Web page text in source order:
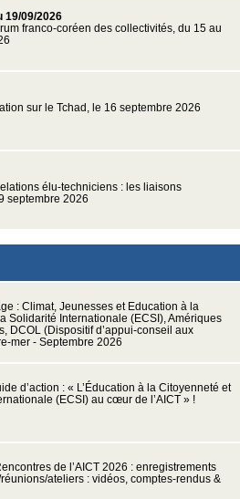
19/09/2026
franco-coréen des collectivités, du 15 au
sur le Tchad, le 16 septembre 2026
élu-techniciens : les liaisons
septembre 2026
: Climat, Jeunesses et Education à la
Solidarité Internationale (ECSI), Amériques
DCOL (Dispositif d’appui-conseil aux
mer - Septembre 2026
d’action : « L’Éducation à la Citoyenneté et
(ECSI) au cœur de l’AICT » !
de l’AICT 2026 : enregistrements
ateliers : vidéos, comptes-rendus &